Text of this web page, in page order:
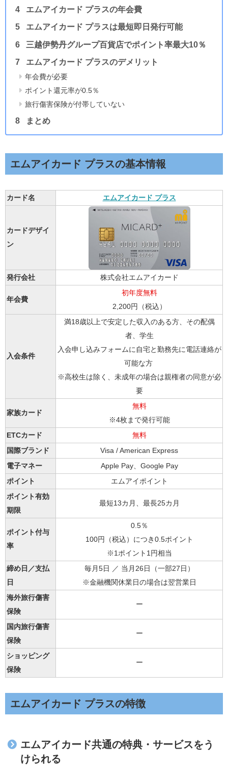
エムアイカード プラスの年会費
エムアイカード プラスは最短即日発行可能
三越伊勢丹グループ百貨店でポイント率最大10％
エムアイカード プラスのデメリット
年会費が必要
ポイント還元率が0.5％
旅行傷害保険が付帯していない
まとめ
エムアイカード プラスの基本情報
カード名 エムアイカード プラス
カードデザイ
ン
発行会社 株式会社エムアイカード
年会費
初年度無料
2,200円（税込）
入会条件
満18歳以上で安定した収入のある方、その配偶
者、学生
入会申し込みフォームに自宅と勤務先に電話連絡が
可能な方
※高校生は除く、未成年の場合は親権者の同意が必
要
家族カード
無料
※4枚まで発行可能
ETCカード
無料
国際ブランド
Visa / American Express
電子マネー
Apple Pay、Google Pay
ポイント
エムアイポイント
ポイント有効
期限
最短13カ月、最長25カ月
ポイント付与
率
0.5％
100円（税込）につき0.5ポイント
※1ポイント1円相当
締め日／支払
日
毎月5日 ／ 当月26日（一部27日）
※金融機関休業日の場合は翌営業日
海外旅行傷害
保険
ー
国内旅行傷害
保険
ー
ショッピング
保険
ー
エムアイカード プラスの特徴
エムアイカード共通の特典・サービスをう
けられる